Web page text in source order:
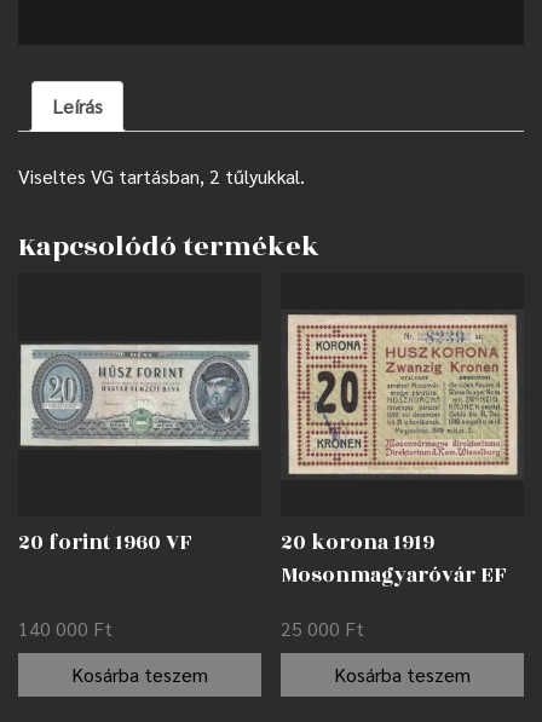
Leírás
Viseltes VG tartásban, 2 tűlyukkal.
Kapcsolódó termékek
20 forint 1960 VF
140 000 Ft
Kosárba teszem
20 korona 1919
Mosonmagyaróvár EF
25 000 Ft
Kosárba teszem